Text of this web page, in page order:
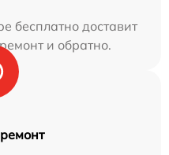
бесплатно доставит
и обратно.